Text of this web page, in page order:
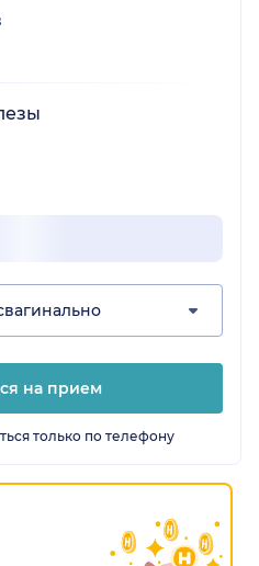
на прием
только по телефону